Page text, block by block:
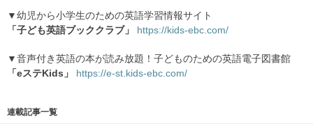
▼幼児から小学生のための英語学習情報サイト
「子ども英語ブッククラブ」 https://kids-ebc.com/
▼音声付き英語の本が読み放題！子どものための英語電子図書館
「eステKids」
https://e-st.kids-ebc.com/
連載記事一覧